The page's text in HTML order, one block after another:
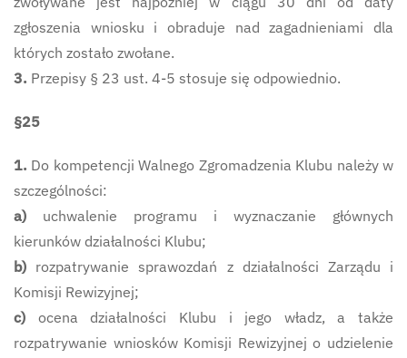
zgłoszenia wniosku i obraduje nad zagadnieniami dla
których zostało zwołane.
3. Przepisy § 23 ust. 4-5 stosuje się odpowiednio.
§25
1. Do kompetencji Walnego Zgromadzenia Klubu należy w
szczególności:
a)
uchwalenie programu i wyznaczanie głównych
kierunków działalności Klubu;
b) rozpatrywanie sprawozdań z działalności Zarządu i
Komisji Rewizyjnej;
c)
ocena działalności Klubu i jego władz, a także
rozpatrywanie wniosków Komisji Rewizyjnej o udzielenie